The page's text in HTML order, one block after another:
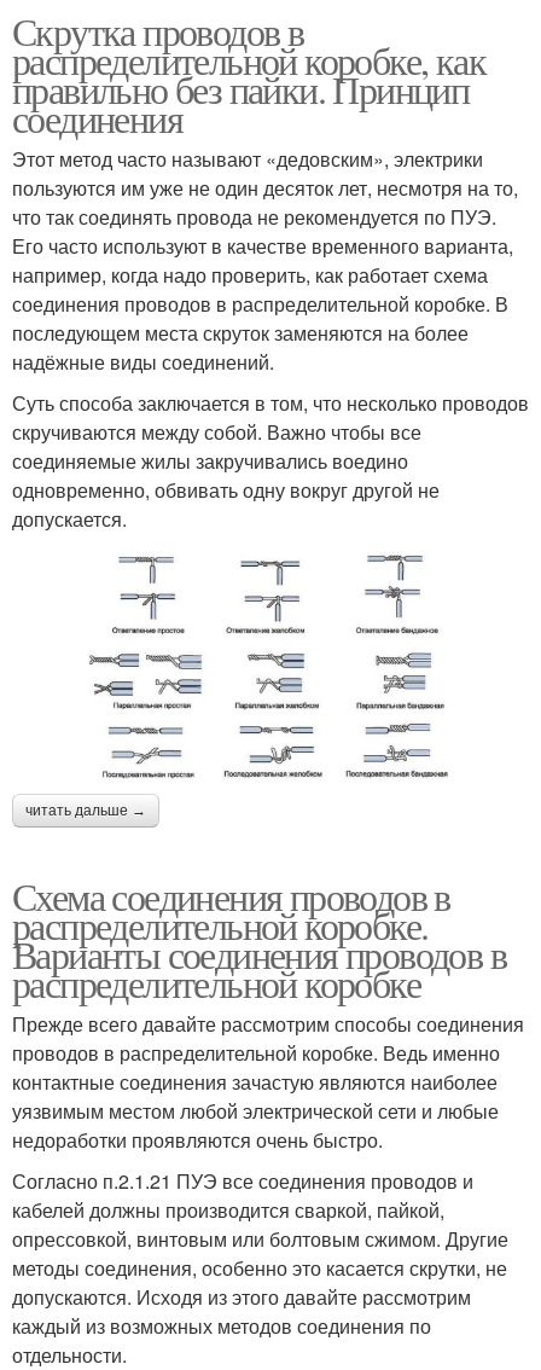
Скрутка проводов в
распределительной коробке, как
правильно без пайки. Принцип
соединения
Этот метод часто называют «дедовским», электрики
пользуются им уже не один десяток лет, несмотря на то,
что так соединять провода не рекомендуется по ПУЭ.
Его часто используют в качестве временного варианта,
например, когда надо проверить, как работает схема
соединения проводов в распределительной коробке. В
последующем места скруток заменяются на более
надёжные виды соединений.
Суть способа заключается в том, что несколько проводов
скручиваются между собой. Важно чтобы все
соединяемые жилы закручивались воедино
одновременно, обвивать одну вокруг другой не
допускается.
читать дальше →
Схема соединения проводов в
распределительной коробке.
Варианты соединения проводов в
распределительной коробке
Прежде всего давайте рассмотрим способы соединения
проводов в распределительной коробке. Ведь именно
контактные соединения зачастую являются наиболее
уязвимым местом любой электрической сети и любые
недоработки проявляются очень быстро.
Согласно п.2.1.21 ПУЭ все соединения проводов и
кабелей должны производится сваркой, пайкой,
опрессовкой, винтовым или болтовым сжимом. Другие
методы соединения, особенно это касается скрутки, не
допускаются. Исходя из этого давайте рассмотрим
каждый из возможных методов соединения по
отдельности.